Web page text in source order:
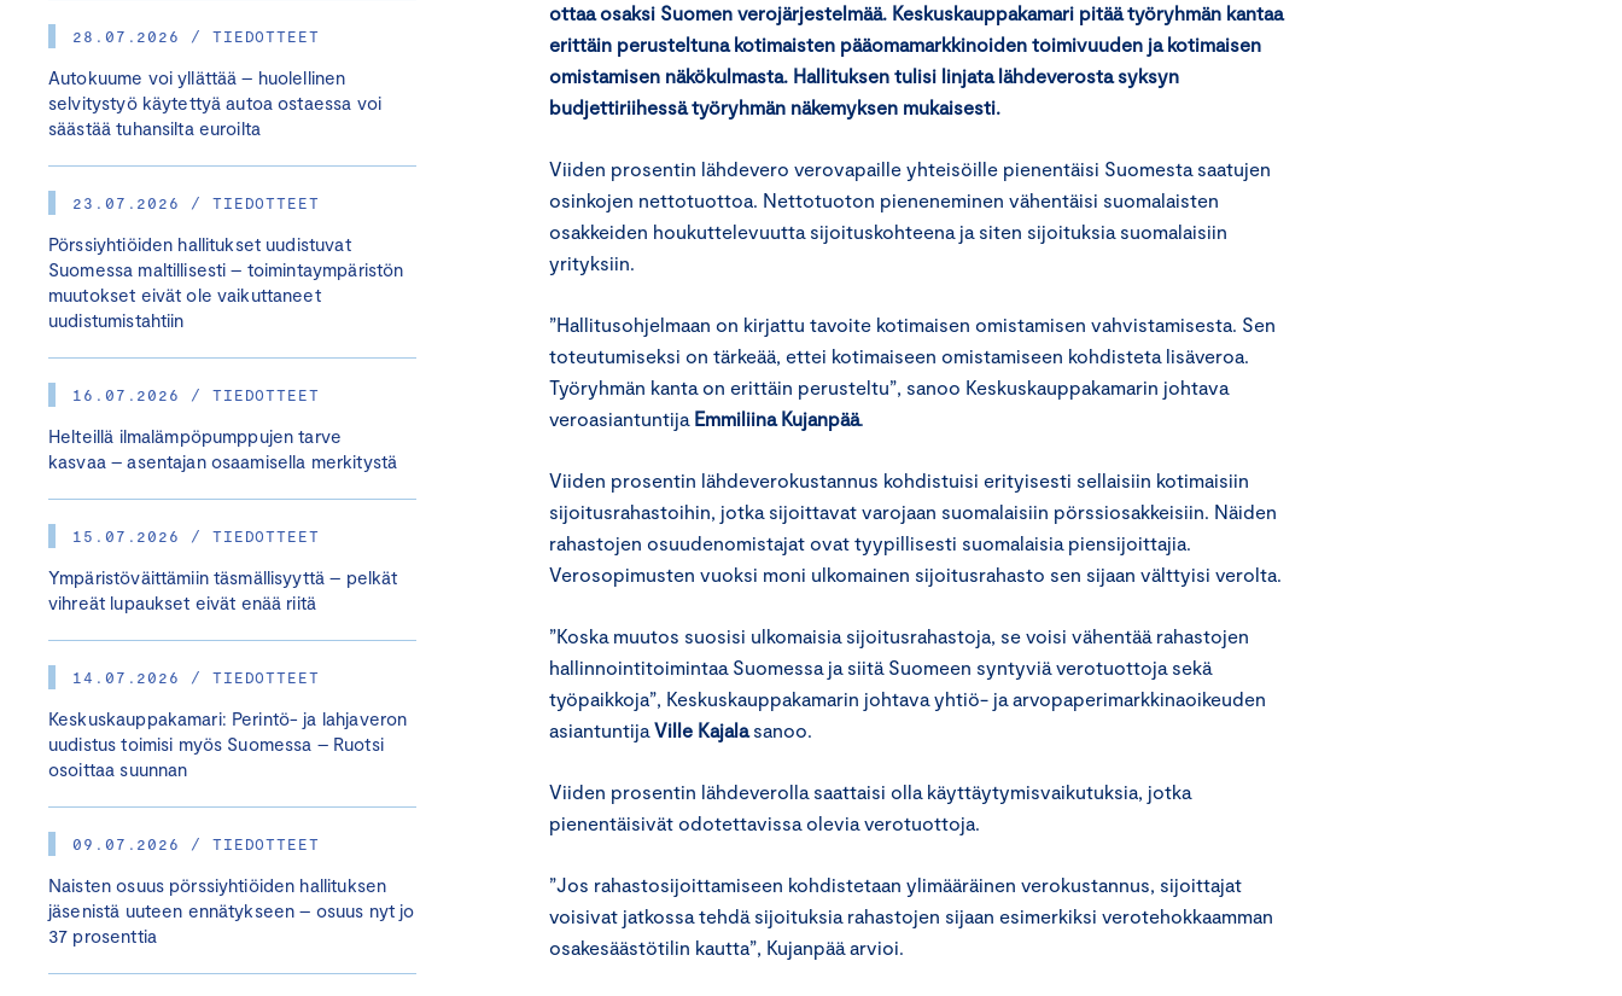
28.07.2026 / TIEDOTTEET
Autokuume voi yllättää – huolellinen
selvitystyö käytettyä autoa ostaessa voi
säästää tuhansilta euroilta
23.07.2026 / TIEDOTTEET
Pörssiyhtiöiden hallitukset uudistuvat
Suomessa maltillisesti – toimintaympäristön
muutokset eivät ole vaikuttaneet
uudistumistahtiin
16.07.2026 / TIEDOTTEET
Helteillä ilmalämpöpumppujen tarve
kasvaa – asentajan osaamisella merkitystä
15.07.2026 / TIEDOTTEET
Ympäristöväittämiin täsmällisyyttä – pelkät
vihreät lupaukset eivät enää riitä
14.07.2026 / TIEDOTTEET
Keskuskauppakamari: Perintö- ja lahjaveron
uudistus toimisi myös Suomessa – Ruotsi
osoittaa suunnan
09.07.2026 / TIEDOTTEET
Naisten osuus pörssiyhtiöiden hallituksen
jäsenistä uuteen ennätykseen – osuus nyt jo
37 prosenttia
ottaa osaksi Suomen verojärjestelmää. Keskuskauppakamari pitää työryhmän kantaa
erittäin perusteltuna kotimaisten pääomamarkkinoiden toimivuuden ja kotimaisen
omistamisen näkökulmasta. Hallituksen tulisi linjata lähdeverosta syksyn
budjettiriihessä työryhmän näkemyksen mukaisesti.
Viiden prosentin lähdevero verovapaille yhteisöille pienentäisi Suomesta saatujen
osinkojen nettotuottoa. Nettotuoton pieneneminen vähentäisi suomalaisten
osakkeiden houkuttelevuutta sijoituskohteena ja siten sijoituksia suomalaisiin
yrityksiin.
”Hallitusohjelmaan on kirjattu tavoite kotimaisen omistamisen vahvistamisesta. Sen
toteutumiseksi on tärkeää, ettei kotimaiseen omistamiseen kohdisteta lisäveroa.
Työryhmän kanta on erittäin perusteltu”, sanoo Keskuskauppakamarin johtava
veroasiantuntija Emmiliina Kujanpää.
Viiden prosentin lähdeverokustannus kohdistuisi erityisesti sellaisiin kotimaisiin
sijoitusrahastoihin, jotka sijoittavat varojaan suomalaisiin pörssiosakkeisiin. Näiden
rahastojen osuudenomistajat ovat tyypillisesti suomalaisia piensijoittajia.
Verosopimusten vuoksi moni ulkomainen sijoitusrahasto sen sijaan välttyisi verolta.
”Koska muutos suosisi ulkomaisia sijoitusrahastoja, se voisi vähentää rahastojen
hallinnointitoimintaa Suomessa ja siitä Suomeen syntyviä verotuottoja sekä
työpaikkoja”, Keskuskauppakamarin johtava yhtiö- ja arvopaperimarkkinaoikeuden
asiantuntija Ville Kajalasanoo.
Viiden prosentin lähdeverolla saattaisi olla käyttäytymisvaikutuksia, jotka
pienentäisivät odotettavissa olevia verotuottoja.
”Jos rahastosijoittamiseen kohdistetaan ylimääräinen verokustannus, sijoittajat
voisivat jatkossa tehdä sijoituksia rahastojen sijaan esimerkiksi verotehokkaamman
osakesäästötilin kautta”, Kujanpää arvioi.